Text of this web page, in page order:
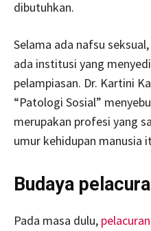
dibutuhkan.
Selama ada nafsu
ada institusi yang
pelampiasan. Dr. Kartini
“Patologi Sosial”
merupakan profesi yang
umur kehidupan manusia
Budaya
Pada masa dulu, pelacuran